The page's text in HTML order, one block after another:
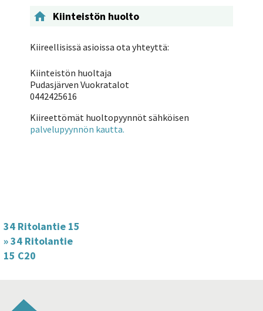
 Kiinteistön huolto
Kiireellisissä asioissa ota yhteyttä:
Kiinteistön huoltaja
Pudasjärven Vuokratalot
0442425616
Kiireettömät huoltopyynnöt sähköisen
palvelupyynnön kautta.
34 Ritolantie 15
»34 Ritolantie
15 C20